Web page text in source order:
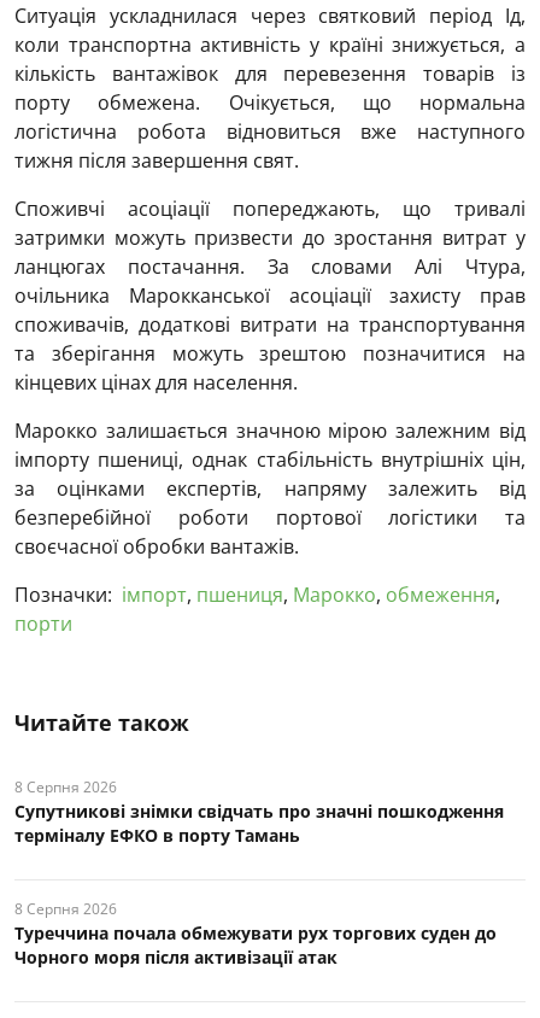
Ситуація ускладнилася через святковий період Ід,
коли транспортна активність у країні знижується, а
кількість вантажівок для перевезення товарів із
порту обмежена. Очікується, що нормальна
логістична робота відновиться вже наступного
тижня після завершення свят.
Споживчі асоціації попереджають, що тривалі
затримки можуть призвести до зростання витрат у
ланцюгах постачання. За словами Алі Чтура,
очільника Марокканської асоціації захисту прав
споживачів, додаткові витрати на транспортування
та зберігання можуть зрештою позначитися на
кінцевих цінах для населення.
Марокко залишається значною мірою залежним від
імпорту пшениці, однак стабільність внутрішніх цін,
за оцінками експертів, напряму залежить від
безперебійної роботи портової логістики та
своєчасної обробки вантажів.
Позначки: імпорт, пшениця, Марокко, обмеження,
порти
Читайте також
8 Серпня 2026
Супутникові знімки свідчать про значні пошкодження
терміналу ЕФКО в порту Тамань
8 Серпня 2026
Туреччина почала обмежувати рух торгових суден до
Чорного моря після активізації атак